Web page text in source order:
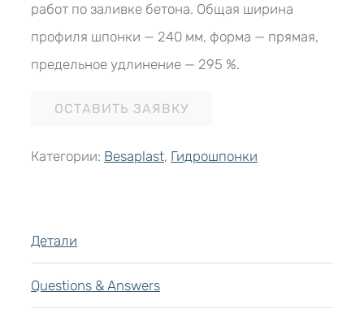
работ по заливке бетона. Общая ширина
профиля шпонки — 240 мм, форма — прямая,
предельное удлинение — 295 %.
ОСТАВИТЬ ЗАЯВКУ
Категории: Besaplast, Гидрошпонки
Детали
Questions & Answers